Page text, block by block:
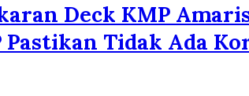
Deck KMP
Pastikan Tidak Ada